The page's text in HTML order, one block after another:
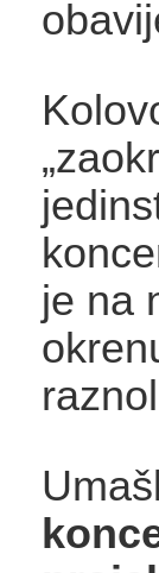
je na